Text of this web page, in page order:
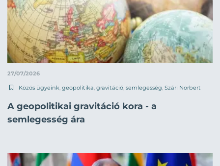
27/07/2026
Közös ügyeink geopolitika gravitáció semlegesség Szári Norbert
A geopolitikai gravitáció kora - a
semlegesség ára